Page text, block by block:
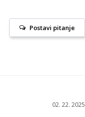
Postavi pitanje
02. 22. 2025